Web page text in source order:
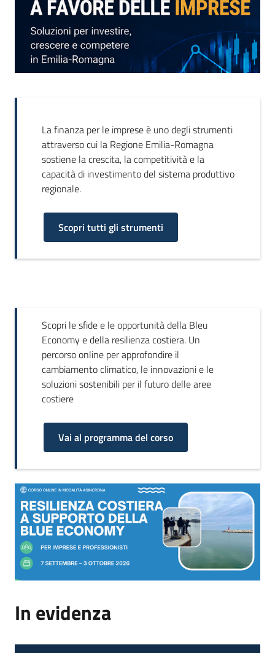
La finanza per le imprese è uno degli strumenti
attraverso cui la Regione Emilia-Romagna
sostiene la crescita, la competitività e la
capacità di investimento del sistema produttivo
regionale.
Scopri tutti gli strumenti
Scopri le sfide e le opportunità della Bleu
Economy e della resilienza costiera. Un
percorso online per approfondire il
cambiamento climatico, le innovazioni e le
soluzioni sostenibili per il futuro delle aree
costiere
Vai al programma del corso
In evidenza